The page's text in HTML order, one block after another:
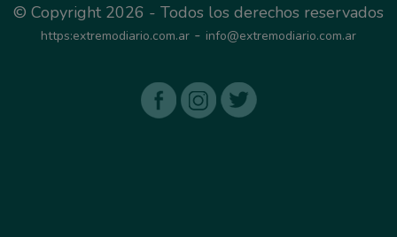
© Copyright 2026 - Todos los derechos reservados
https:extremodiario.com.ar - info@extremodiario.com.ar